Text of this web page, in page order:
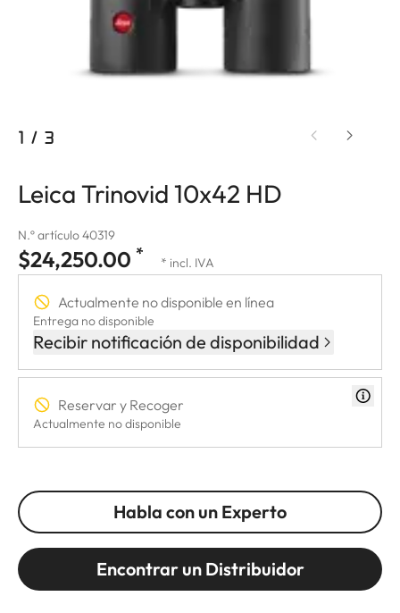
1 / 3
Leica Trinovid 10x42 HD
N.º artículo 40319
$24,250.00 * * incl. IVA
Actualmente no disponible en línea
Entrega no disponible
Recibir notificación de disponibilidad
Reservar y Recoger
Actualmente no disponible
Habla con un Experto
Encontrar un Distribuidor